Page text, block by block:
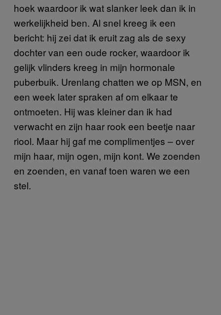
hoek waardoor ik wat slanker leek dan ik in
werkelijkheid ben. Al snel kreeg ik een
bericht: hij zei dat ik eruit zag als de sexy
dochter van een oude rocker, waardoor ik
gelijk vlinders kreeg in mijn hormonale
puberbuik. Urenlang chatten we op MSN, en
een week later spraken af om elkaar te
ontmoeten. Hij was kleiner dan ik had
verwacht en zijn haar rook een beetje naar
riool. Maar hij gaf me complimentjes – over
mijn haar, mijn ogen, mijn kont. We zoenden
en zoenden, en vanaf toen waren we een
stel.